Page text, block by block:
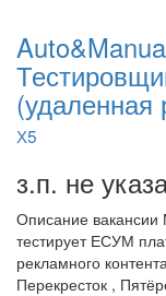
(удаленная
Х5
з.п. не
Описание
тестирует ЕСУМ
рекламного
Перекресток ,